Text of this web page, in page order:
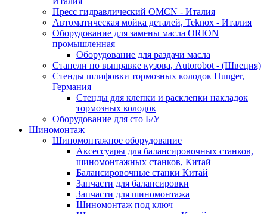
Пресс гидравлический OMCN - Италия
Автоматическая мойка деталей, Teknox - Италия
Оборудование для замены масла ORION
промышленная
Оборудование для раздачи масла
Стапели по выправке кузова, Autorobot - (Швеция)
Стенды шлифовки тормозных колодок Hunger,
Германия
Стенды для клепки и расклепки накладок
тормозных колодок
Оборудование для сто Б/У
Шиномонтаж
Шиномонтажное оборудование
Аксессуары для балансировочных станков,
шиномонтажных станков, Китай
Балансировочные станки Китай
Запчасти для балансировки
Запчасти для шиномонтажа
Шиномонтаж под ключ